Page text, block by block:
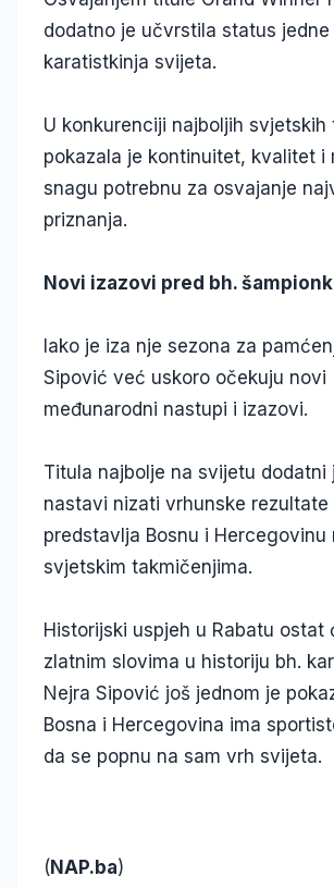
dodatno je učvrstila status jedne
karatistkinja svijeta.
U konkurenciji najboljih svjetskih
pokazala je kontinuitet, kvalitet i
snagu potrebnu za osvajanje
priznanja.
Novi izazovi pred bh.
Iako je iza nje sezona za
Sipović već uskoro očekuju novi
međunarodni nastupi i izazovi.
Titula najbolje na svijetu dodatni
nastavi nizati vrhunske rezultate
predstavlja Bosnu i Hercegovinu
svjetskim takmičenjima.
Historijski uspjeh u Rabatu ostat
zlatnim slovima u historiju bh.
Nejra Sipović još jednom je
Bosna i Hercegovina ima
da se popnu na sam vrh svijeta.
( NAP.ba)